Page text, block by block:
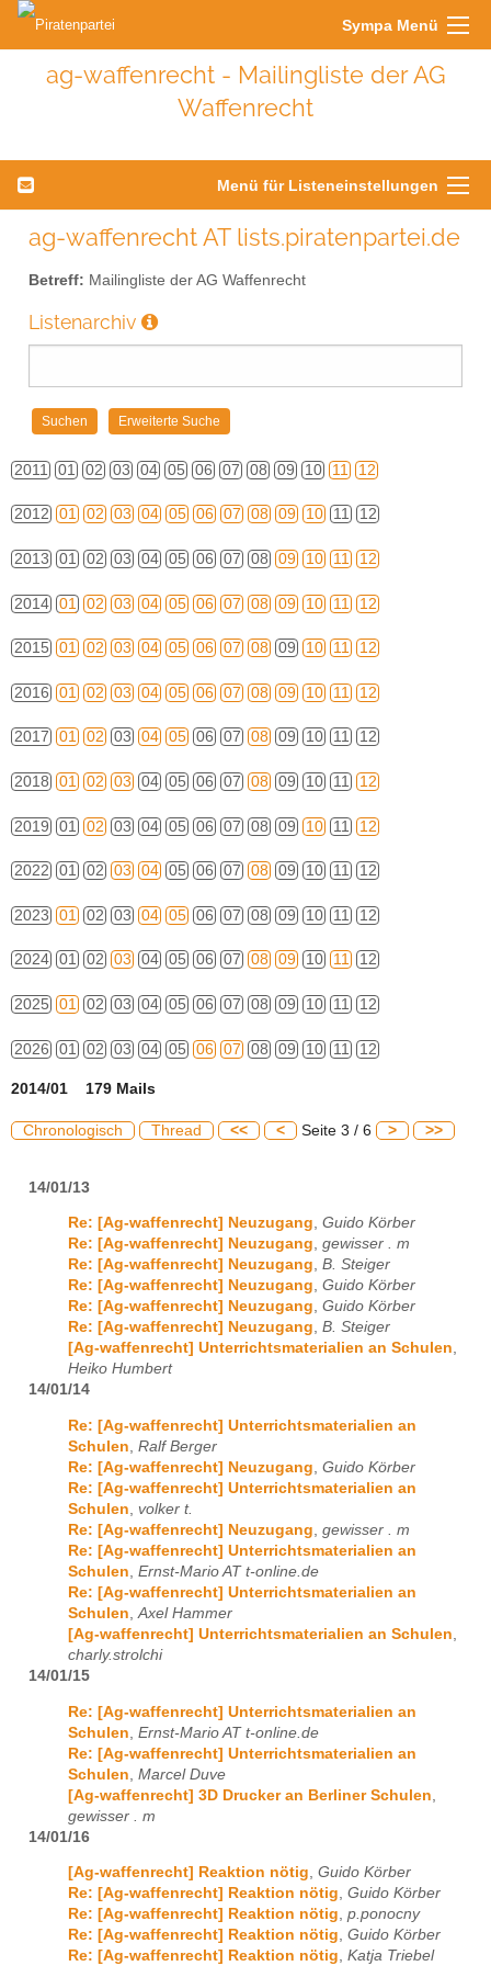
Sympa Menü
ag-waffenrecht - Mailingliste der AG
Waffenrecht
Menü für Listeneinstellungen
ag-waffenrecht AT lists.piratenpartei.de
Betreff: Mailingliste der AG Waffenrecht
Listenarchiv
2011 01 02 03 04 05 06 07 08 09 10 11 12
2012 01 02 03 04 05 06 07 08 09 10 11 12
2013 01 02 03 04 05 06 07 08 09 10 11 12
2014 01 02 03 04 05 06 07 08 09 10 11 12
2015 01 02 03 04 05 06 07 08 09 10 11 12
2016 01 02 03 04 05 06 07 08 09 10 11 12
2017 01 02 03 04 05 06 07 08 09 10 11 12
2018 01 02 03 04 05 06 07 08 09 10 11 12
2019 01 02 03 04 05 06 07 08 09 10 11 12
2022 01 02 03 04 05 06 07 08 09 10 11 12
2023 01 02 03 04 05 06 07 08 09 10 11 12
2024 01 02 03 04 05 06 07 08 09 10 11 12
2025 01 02 03 04 05 06 07 08 09 10 11 12
2026 01 02 03 04 05 06 07 08 09 10 11 12
2014/01 179 Mails
Chronologisch Thread << < Seite 3 / 6 > >>
14/01/13
Re: [Ag-waffenrecht] Neuzugang, Guido Körber
Re: [Ag-waffenrecht] Neuzugang, gewisser . m
Re: [Ag-waffenrecht] Neuzugang, B. Steiger
Re: [Ag-waffenrecht] Neuzugang, Guido Körber
Re: [Ag-waffenrecht] Neuzugang, Guido Körber
Re: [Ag-waffenrecht] Neuzugang, B. Steiger
[Ag-waffenrecht] Unterrichtsmaterialien an Schulen,
Heiko Humbert
14/01/14
Re: [Ag-waffenrecht] Unterrichtsmaterialien an
Schulen Ralf Berger
Re: [Ag-waffenrecht] Neuzugang Guido Körber
Re: [Ag-waffenrecht] Unterrichtsmaterialien an
Schulen volker t.
Re: [Ag-waffenrecht] Neuzugang gewisser . m
Re: [Ag-waffenrecht] Unterrichtsmaterialien an
Schulen Ernst-Mario AT t-online.de
Re: [Ag-waffenrecht] Unterrichtsmaterialien an
Schulen Axel Hammer
[Ag-waffenrecht] Unterrichtsmaterialien an Schulen
charly.strolchi
14/01/15
Re: [Ag-waffenrecht] Unterrichtsmaterialien an
Schulen Ernst-Mario AT t-online.de
Re: [Ag-waffenrecht] Unterrichtsmaterialien an
Schulen Marcel Duve
[Ag-waffenrecht] 3D Drucker an Berliner Schulen
gewisser . m
14/01/16
[Ag-waffenrecht] Reaktion nötig, Guido Körber
Re: [Ag-waffenrecht] Reaktion nötig, Guido Körber
Re: [Ag-waffenrecht] Reaktion nötig, p.ponocny
Re: [Ag-waffenrecht] Reaktion nötig, Guido Körber
Re: [Ag-waffenrecht] Reaktion nötig, Katja Triebel